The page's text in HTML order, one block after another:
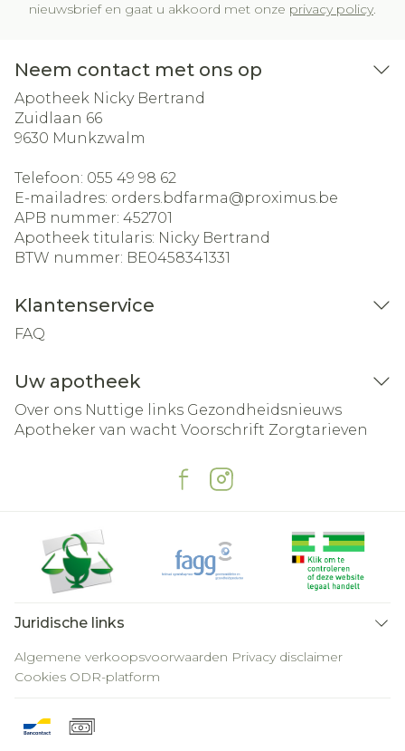
nieuwsbrief en gaat u akkoord met onze privacy policy.
Neem contact met ons op
Apotheek Nicky Bertrand
Zuidlaan 66
9630 Munkzwalm
Telefoon: 055 49 98 62
E-mailadres: orders.bdfarma@proximus.be
APB nummer: 452701
Apotheek titularis: Nicky Bertrand
BTW nummer: BE0458341331
Klantenservice
FAQ
Uw apotheek
Over ons Nuttige links Gezondheidsnieuws
Apotheker van wacht Voorschrift Zorgtarieven
Juridische links
Algemene verkoopsvoorwaarden Privacy disclaimer
Cookies ODR-platform